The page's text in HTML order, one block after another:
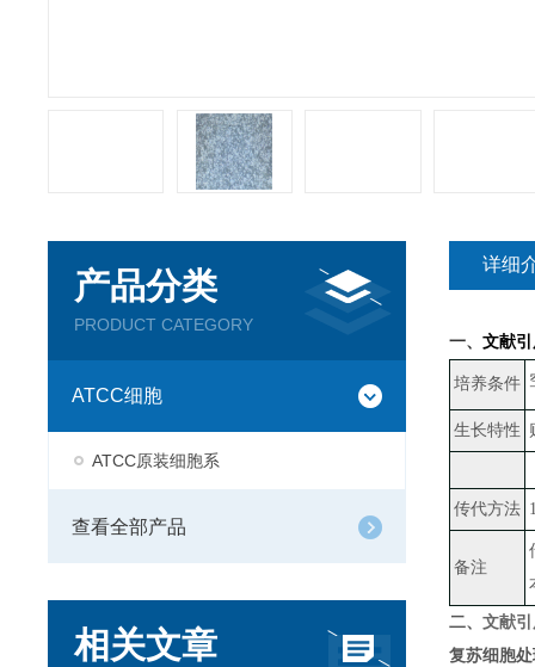
产品分类
PRODUCT CATEGORY
ATCC细胞
ATCC原装细胞系
查看全部产品
相关文章
详细
一、 文献
培养条件
生长特性
传代方法
备注
二、 文献
复苏细胞